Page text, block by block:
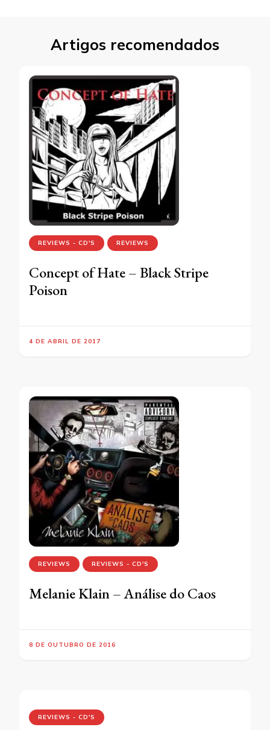
Artigos recomendados
REVIEWS - CD'S REVIEWS
Concept of Hate – Black Stripe
Poison
4 DE ABRIL DE 2017
REVIEWS REVIEWS - CD'S
Melanie Klain – Análise do Caos
8 DE OUTUBRO DE 2016
REVIEWS - CD'S